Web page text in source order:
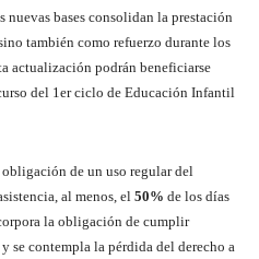
nuevas bases consolidan la prestación
también como refuerzo durante los
actualización podrán beneficiarse
del 1er ciclo de Educación Infantil
obligación de un uso regular del
al menos, el 50% de los días
la obligación de cumplir
se contempla la pérdida del derecho a